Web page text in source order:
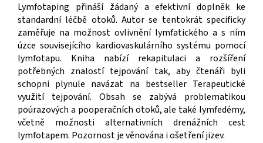
Lymfotaping přináší žádaný a efektivní doplněk ke
standardní léčbě otoků. Autor se tentokrát specificky
zaměřuje na možnost ovlivnění lymfatického a s ním
úzce souvisejícího kardiovaskulárního systému pomocí
lymfotapu. Kniha nabízí rekapitulaci a rozšíření
potřebných znalostí tejpování tak, aby čtenáři byli
schopni plynule navázat na bestseller Terapeutické
využití tejpování. Obsah se zabývá problematikou
poúrazových a pooperačních otoků, ale také lymfedémy,
včetně možnosti alternativních drenážních cest
lymfotapem. Pozornost je věnována i ošetření jizev.